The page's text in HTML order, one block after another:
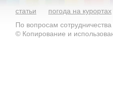
статьи погода на курортах
По вопросам
© Копирование и